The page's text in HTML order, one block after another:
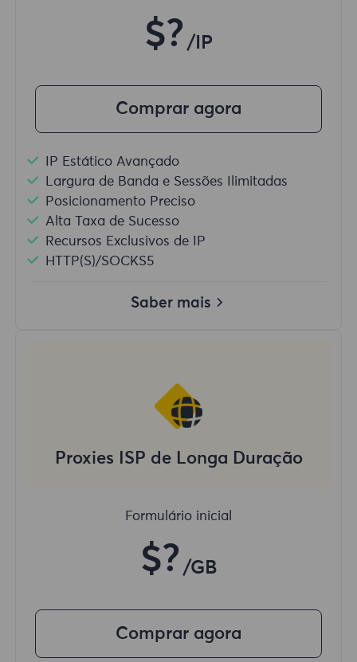
$? /IP
Comprar agora
IP Estático Avançado
Largura de Banda e Sessões Ilimitadas
Posicionamento Preciso
Alta Taxa de Sucesso
Recursos Exclusivos de IP
HTTP(S)/SOCKS5
Saber mais
Proxies ISP de Longa Duração
Formulário inicial
$? /GB
Comprar agora